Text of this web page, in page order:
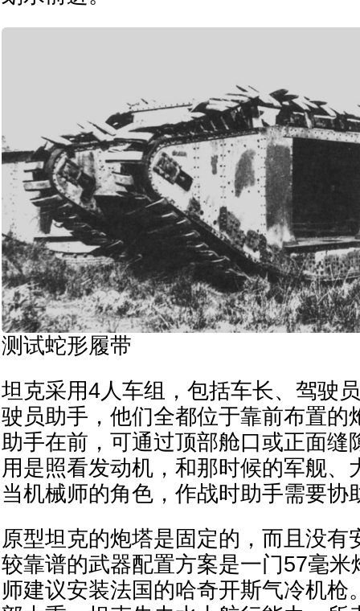
测试蛇形履带
坦克采用4人车组，包括车长、驾驶
驶员助手，他们全都位于靠前布置的
助手在前，可通过顶部舱口或正面缝
用是照看发动机，和那时候的军舰、
当机械师的角色，作战时助手需要协
原型坦克的炮塔是固定的，而且没有
较靠谱的武器配置方案是一门57毫米
师建议安装法国的哈奇开斯气冷机枪